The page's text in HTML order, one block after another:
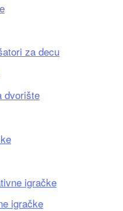
za decu
dvorište
igračke
igračke